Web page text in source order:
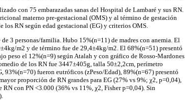
con 75 embarazadas sanas del Hospital de Lambaré y sus RN.
materno pre-gestacional (OMS) y al término de gestación
RN según edad gestacional (EG) y criterios OMS.
3 personas/familia. Hubo 15%(n=11) de madres con anemia. El
m2 y de término fue de 29,4±4kg/m2. El 68%(n=51) presentó
peso el 12%(n=9) según Atalah y con gráfico de Rosso-Mardones
de los RN fue 3447±405g, talla 50±2,2cm, perímetro
fueron eutróficos (zPeso/Edad), 89%(n=67) presentó
proporción de RN grandes para EG (27% vs 9%; χ2, p=0,04),
con PN <3.000 (36% vs 11%, χ2, Fisher p=0,04). Sin